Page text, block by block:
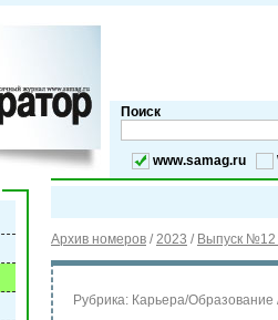
Поиск
www.samag.ru
Архив номеров / 2023 / Выпуск №12
Рубрика: Карьера/